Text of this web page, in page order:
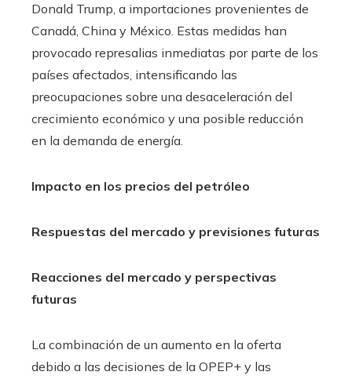
Donald Trump, a importaciones provenientes de
Canadá, China y México. Estas medidas han
provocado represalias inmediatas por parte de los
países afectados, intensificando las
preocupaciones sobre una desaceleración del
crecimiento económico y una posible reducción
en la demanda de energía.
Impacto en los precios del petróleo
Respuestas del mercado y previsiones futuras
Reacciones del mercado y perspectivas
futuras
La combinación de un aumento en la oferta
debido a las decisiones de la OPEP+ y las